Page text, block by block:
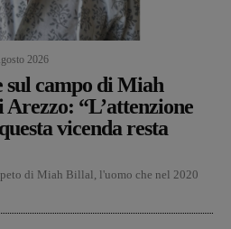
2026
sul campo di Miah
“L’attenzione
vicenda resta
di Miah Billal, l'uomo che nel 2020